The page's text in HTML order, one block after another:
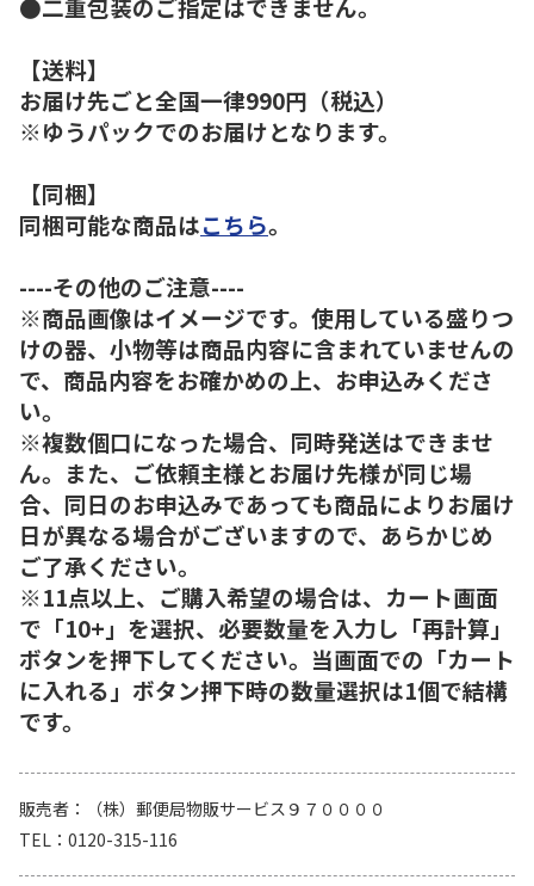
【送料】
お届け先ごと全国一律990円（税込）
※ゆうパックでのお届けとなります。
【同梱】
同梱可能な商品はこちら。
----その他のご注意----
※商品画像はイメージです。使用している盛りつ
けの器、小物等は商品内容に含まれていませんの
で、商品内容をお確かめの上、お申込みくださ
い。
※複数個口になった場合、同時発送はできませ
ん。また、ご依頼主様とお届け先様が同じ場
合、同日のお申込みであっても商品によりお届け
日が異なる場合がございますので、あらかじめ
ご了承ください。
※11点以上、ご購入希望の場合は、カート画面
で「10+」を選択、必要数量を入力し「再計算」
ボタンを押下してください。当画面での「カート
に入れる」ボタン押下時の数量選択は1個で結構
です。
販売者
（株）郵便局物販サービス９７００００
TEL
0120-315-116